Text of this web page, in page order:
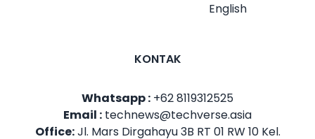
English
KONTAK
Whatsapp : +62 8119312525
Email : technews@techverse.asia
Office:Jl. Mars Dirgahayu 3B RT 01 RW 10 Kel.